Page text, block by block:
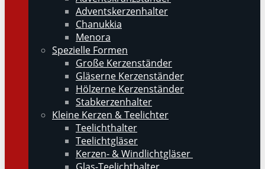
Adventskerzenhalter
Chanukkia
Menora
Spezielle Formen
Große Kerzenständer
Gläserne Kerzenständer
Hölzerne Kerzenständer
Stabkerzenhalter
Kleine Kerzen & Teelichter
Teelichthalter
Teelichtgläser
Kerzen- & Windlichtgläser